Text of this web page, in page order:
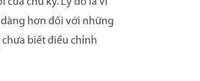
hơn đối với những
biết điều chỉnh